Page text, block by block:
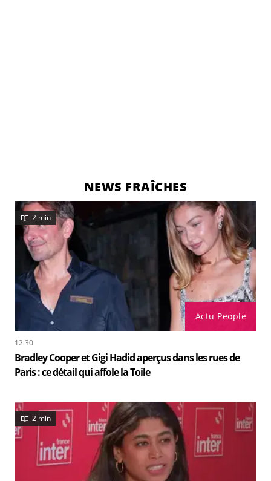
NEWS FRAÎCHES
Actu People
2 min
12:30
Bradley Cooper et Gigi Hadid aperçus dans les rues de
Paris : ce détail qui affole la Toile
2 min